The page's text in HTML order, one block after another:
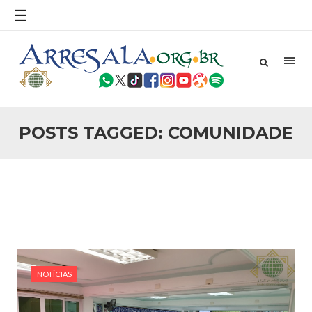
☰
POSTS TAGGED: COMUNIDADE
do terrorismo não
25 DE SETEMBRO DE 2010
Necessárias Considerações Sobre o
Conflito
Por: Ahmed Ismail Introdução O presente artigo resume as
Em nome de Deus, O Clemente, O Misericordioso! O Centro
Islâmico no Brasil parabeniza a nação islâmica pela chegada
no ano novo muçulmano de 1435 Hejrita. Desejamos a
todos os irmãos e irmãs um novo
NOTÍCIAS